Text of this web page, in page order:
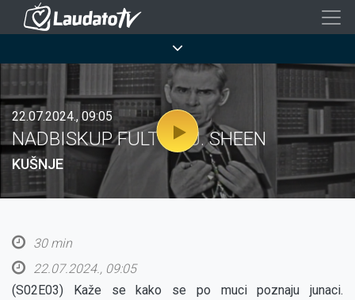
Skoči
sadržaj
22.07.2024., 09:05
NADBISKUP FULTON J. SHEEN
KUŠNJE
30 min
22.07.2024., 09:05
(S02E03) Kaže se kako se po muci poznaju junaci.